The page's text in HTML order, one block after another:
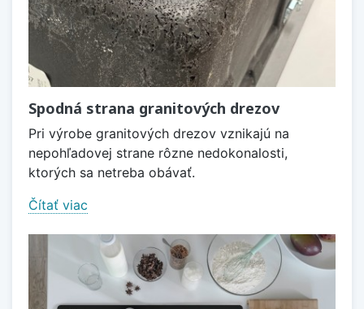
Spodná strana granitových drezov
Pri výrobe granitových drezov vznikajú na
nepohľadovej strane rôzne nedokonalosti,
ktorých sa netreba obávať.
Čítať viac